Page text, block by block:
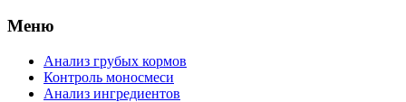
Меню
Анализ грубых кормов
Контроль моносмеси
Анализ ингредиентов